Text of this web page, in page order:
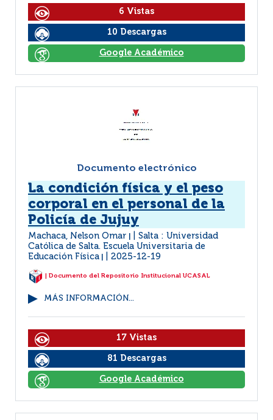
6 Vistas
10 Descargas
Google Académico
Documento electrónico
La condición física y el peso
corporal en el personal de la
Policía de Jujuy
Machaca, Nelson Omar
Salta : Universidad
Católica de Salta. Escuela Universitaria de
Educación Física
2025-12-19
| Documento del Repositorio Institucional UCASAL
MÁS INFORMACIÓN...
17 Vistas
81 Descargas
Google Académico